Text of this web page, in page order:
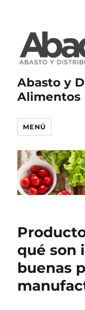
Abasto y
Alimentos
MENÚ
qué son
buenas